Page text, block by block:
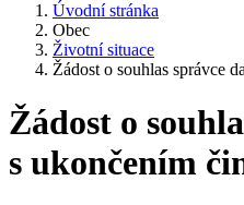
Úvodní stránka
Obec
Životní situace
Žádost o souhlas správce
Žádost o
s ukončením